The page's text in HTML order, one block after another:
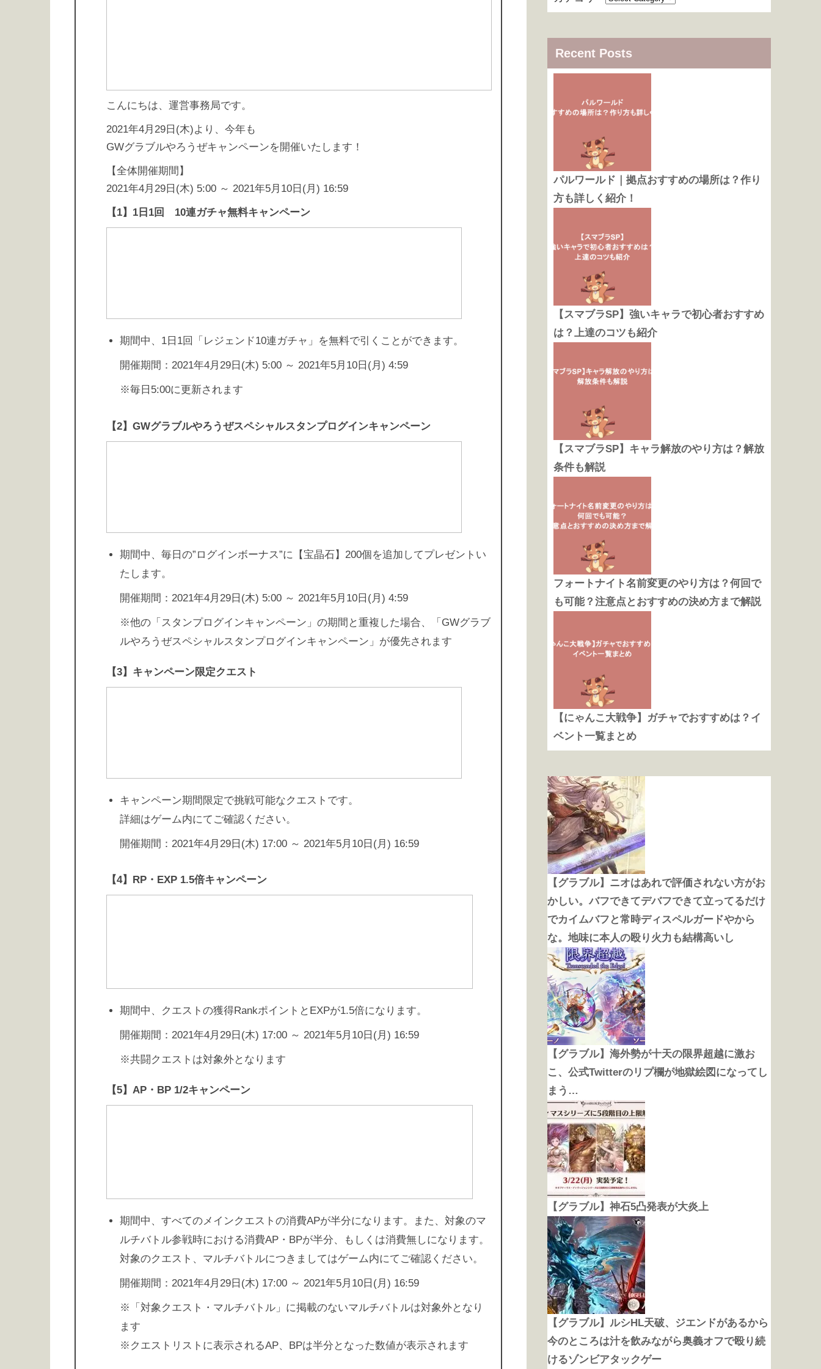
こんにちは、運営事務局です。
2021年4月29日(木)より、今年も
GWグラブルやろうぜキャンペーンを開催いたします！
【全体開催期間】
2021年4月29日(木) 5:00 ～ 2021年5月10日(月) 16:59
【1】1日1回 10連ガチャ無料キャンペーン
期間中、1日1回「レジェンド10連ガチャ」を無料で引くことができます。
開催期間：2021年4月29日(木) 5:00 ～ 2021年5月10日(月) 4:59
※毎日5:00に更新されます
【2】GWグラブルやろうぜスペシャルスタンプログインキャンペーン
期間中、毎日の”ログインボーナス”に【宝晶石】200個を追加してプレゼントい
たします。
開催期間：2021年4月29日(木) 5:00 ～ 2021年5月10日(月) 4:59
※他の「スタンプログインキャンペーン」の期間と重複した場合、「GWグラブ
ルやろうぜスペシャルスタンプログインキャンペーン」が優先されます
【3】キャンペーン限定クエスト
キャンペーン期間限定で挑戦可能なクエストです。
詳細はゲーム内にてご確認ください。
開催期間：2021年4月29日(木) 17:00 ～ 2021年5月10日(月) 16:59
【4】RP・EXP 1.5倍キャンペーン
期間中、クエストの獲得RankポイントとEXPが1.5倍になります。
開催期間：2021年4月29日(木) 17:00 ～ 2021年5月10日(月) 16:59
※共闘クエストは対象外となります
【5】AP・BP 1/2キャンペーン
期間中、すべてのメインクエストの消費APが半分になります。また、対象のマ
ルチバトル参戦時における消費AP・BPが半分、もしくは消費無しになります。
対象のクエスト、マルチバトルにつきましてはゲーム内にてご確認ください。
開催期間：2021年4月29日(木) 17:00 ～ 2021年5月10日(月) 16:59
※「対象クエスト・マルチバトル」に掲載のないマルチバトルは対象外となり
ます
※クエストリストに表示されるAP、BPは半分となった数値が表示されます
Recent Posts
パルワールド｜拠点おすすめの場所は？作り
方も詳しく紹介！
【スマブラSP】強いキャラで初心者おすすめ
は？上達のコツも紹介
【スマブラSP】キャラ解放のやり方は？解放
条件も解説
フォートナイト名前変更のやり方は？何回で
も可能？注意点とおすすめの決め方まで解説
【にゃんこ大戦争】ガチャでおすすめは？イ
ベント一覧まとめ
【グラブル】ニオはあれで評価されない方がお
かしい。バフできてデバフできて立ってるだけ
でカイムバフと常時ディスペルガードやから
な。地味に本人の殴り火力も結構高いし
【グラブル】海外勢が十天の限界超越に激お
こ、公式Twitterのリプ欄が地獄絵図になってし
まう…
【グラブル】神石5凸発表が大炎上
【グラブル】ルシHL天破、ジエンドがあるから
今のところは汁を飲みながら奥義オフで殴り続
けるゾンビアタックゲー